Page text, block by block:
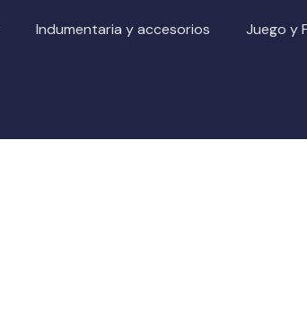
Indumentaria y accesorios Juego y